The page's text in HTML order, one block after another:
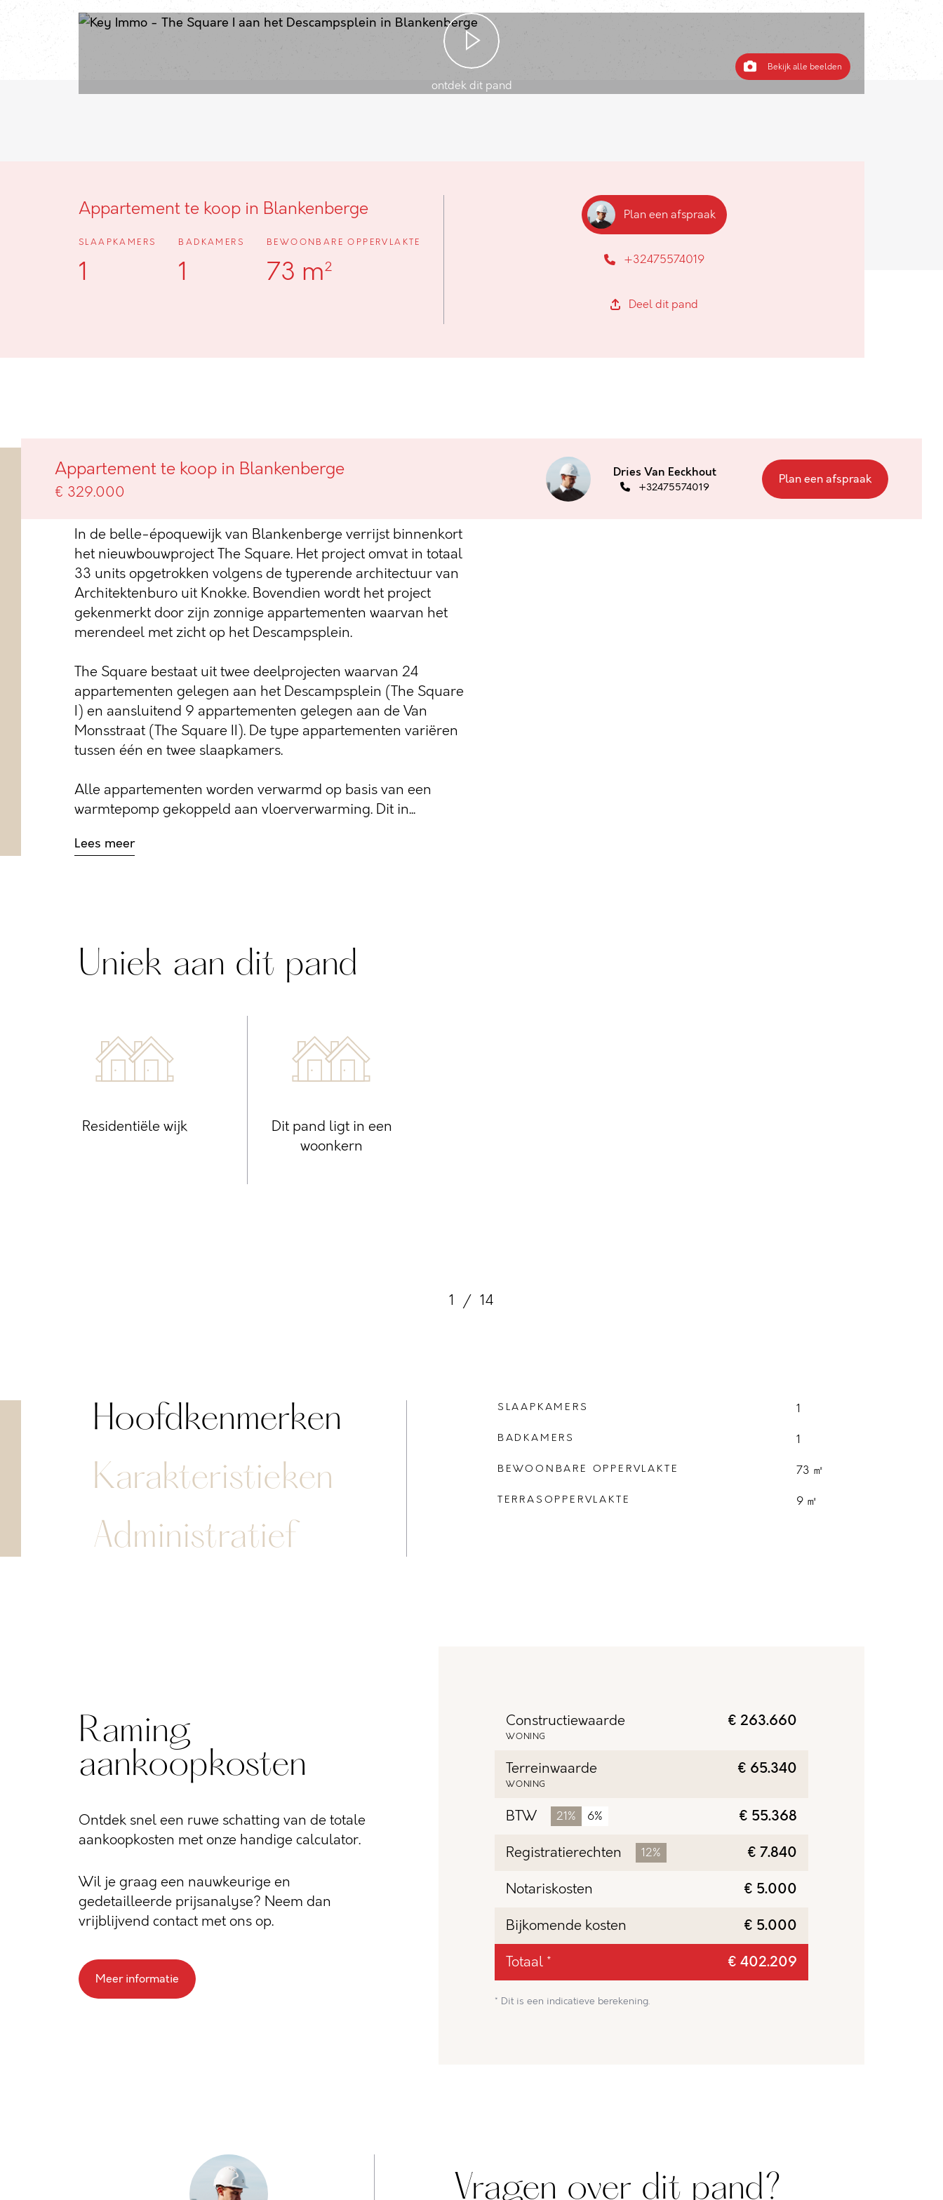
ontdek dit pand
Bekijk alle beelden
Appartement te koop in Blankenberge
SLAAPKAMERS
1
BADKAMERS
1
BEWOONBARE OPPERVLAKTE
73 m²
Plan een afspraak
+32475574019
Deel dit pand
Appartement te koop in Blankenberge
€ 329.000
Dries Van Eeckhout
+32475574019
Plan een afspraak
The Square I aan het Descampsplein in
Blankenberge
In de belle-époquewijk van Blankenberge verrijst binnenkort
het nieuwbouwproject The Square. Het project omvat in totaal
33 units opgetrokken volgens de typerende architectuur van
Architektenburo uit Knokke. Bovendien wordt het project
gekenmerkt door zijn zonnige appartementen waarvan het
merendeel met zicht op het Descampsplein.
The Square bestaat uit twee deelprojecten waarvan 24
appartementen gelegen aan het Descampsplein (The Square
I) en aansluitend 9 appartementen gelegen aan de Van
Monsstraat (The Square II). De type appartementen variëren
tussen één en twee slaapkamers.
Alle appartementen worden verwarmd op basis van een
warmtepomp gekoppeld aan vloerverwarming. Dit in...
Lees meer
Uniek aan dit pand
Residentiële wijk
Dit pand ligt in een
woonkern
1 / 14
Hoofdkenmerken
Karakteristieken
Administratief
SLAAPKAMERS 1
BADKAMERS 1
BEWOONBARE OPPERVLAKTE 73 ㎡
TERRASOPPERVLAKTE 9 ㎡
Raming
aankoopkosten
Ontdek snel een ruwe schatting van de totale
aankoopkosten met onze handige calculator.
Wil je graag een nauwkeurige en
gedetailleerde prijsanalyse? Neem dan
vrijblijvend contact met ons op.
Meer informatie
Constructiewaarde
WONING
€ 263.660
Terreinwaarde
WONING
€ 65.340
BTW 21% 6%
€ 55.368
Registratierechten
12%
€ 7.840
Notariskosten
€ 5.000
Bijkomende kosten
€ 5.000
Totaal *
€ 402.209
* Dit is een indicatieve berekening.
Vragen over dit pand?